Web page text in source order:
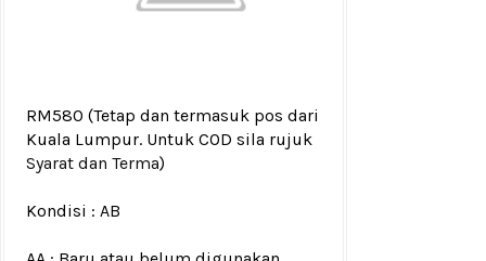
RM580 (Tetap dan termasuk pos dari
Kuala Lumpur. Untuk COD sila rujuk
Syarat dan Terma)
Kondisi : AB